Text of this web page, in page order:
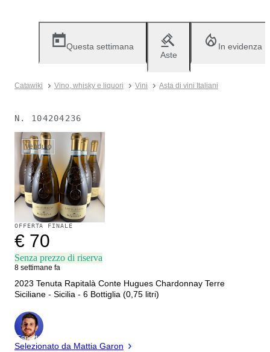
Questa settimana
Aste
In evidenza
Catawiki Vino, whisky e liquori Vini Asta di vini Italiani
N. 104204236
Venduto
OFFERTA FINALE
€ 70
Senza prezzo di riserva
8 settimane fa
2023 Tenuta Rapitalà Conte Hugues Chardonnay Terre
Siciliane - Sicilia - 6 Bottiglia (0,75 litri)
Esperto
Selezionato da Mattia Garon